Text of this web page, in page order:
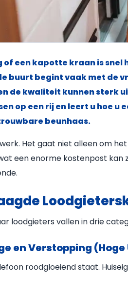
een kapotte kraan is
buurt begint vaak met de
de kwaliteit kunnen sterk
op een rij en leert u hoe u
beunhaas.
Het gaat niet alleen om
een enorme kostenpost kan
loodgieters vallen in drie
en Verstopping
roodgloeiend staat.